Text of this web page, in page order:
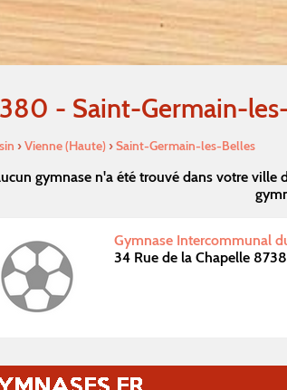
- Saint-Germain-
›Vienne (Haute)›Saint-Germain-les-Belles
gymnase n'a été trouvé dans votre ville
Gymnase Intercommunal
34 Rue de la Chapelle